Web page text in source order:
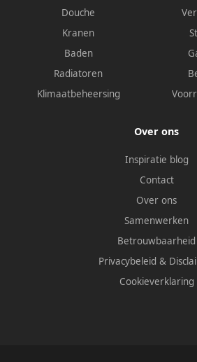
Douche
Kranen
Baden
Radiatoren
Klimaatbeheersing
Over ons
Inspiratie blog
Contact
Over ons
Samenwerken
Betrouwbaarheid
Privacybeleid &
Cookieverklaring